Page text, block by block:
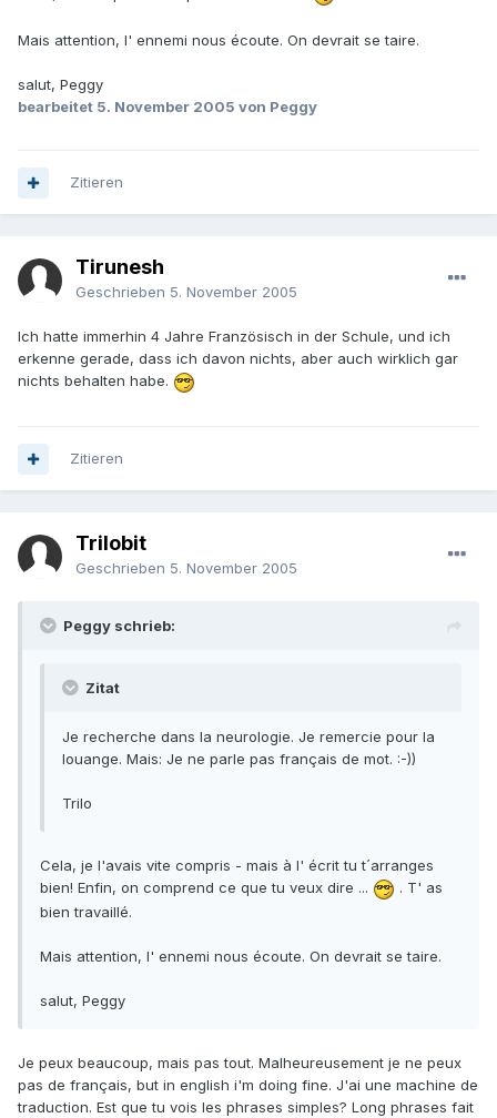
Mais attention, l' ennemi nous écoute. On devrait se taire.
salut, Peggy
bearbeitet 5. November 2005 von Peggy
Zitieren
Tirunesh
Geschrieben 5. November 2005
Ich hatte immerhin 4 Jahre Französisch in der Schule, und ich
erkenne gerade, dass ich davon nichts, aber auch wirklich gar
nichts behalten habe.
Zitieren
Trilobit
Geschrieben 5. November 2005
Peggy schrieb:
Zitat
Je recherche dans la neurologie. Je remercie pour la
louange. Mais: Je ne parle pas français de mot. :-))
Trilo
Cela, je l'avais vite compris - mais à l' écrit tu t´arranges
bien! Enfin, on comprend ce que tu veux dire ...
. T' as
bien travaillé.
Mais attention, l' ennemi nous écoute. On devrait se taire.
salut, Peggy
Je peux beaucoup, mais pas tout. Malheureusement je ne peux
pas de français, but in english i'm doing fine. J'ai une machine de
traduction. Est que tu vois les phrases simples? Long phrases fait